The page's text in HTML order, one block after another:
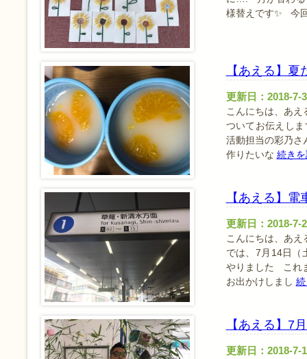
様替えです✨ 今
【あえる】
更新日：2018-7-
こんにちは、あ
ついてお伝えし
活動担当の彩乃さ
作りたいな 続き
【あえる】
更新日：2018-7-
こんにちは、あ
では、7月14日（
やりました これ
お出かけしまし
【あえる】7
更新日：2018-7-